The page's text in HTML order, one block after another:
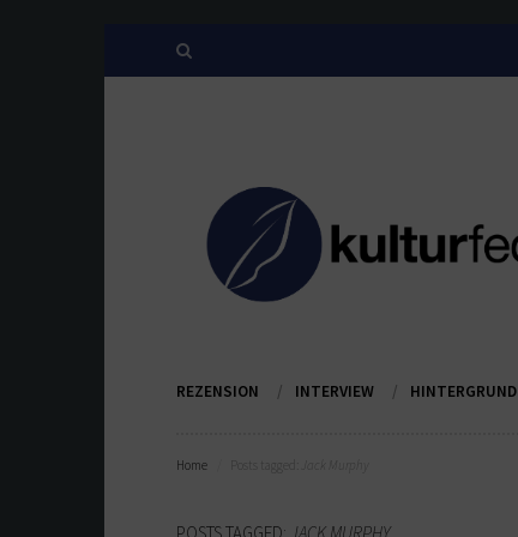
REZENSION INTERVIEW HINTERGRUND
Home